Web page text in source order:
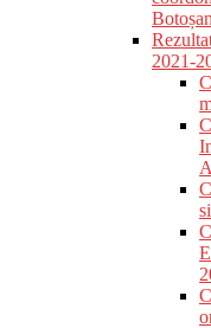
2021-